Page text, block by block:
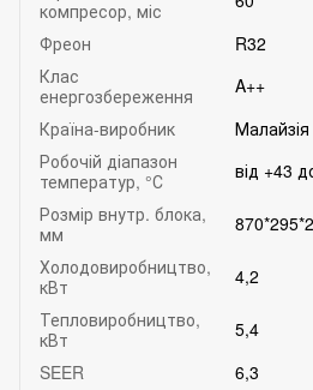
компресор, міс
Фреон
R32
Клас
енергозбереження
A++
Країна-виробник
Малайзія
Робочій діапазон
температур, °С
від +43
Розмір внутр. блока,
мм
Холодовиробництво,
кВт
4,2
Тепловиробництво,
кВт
5,4
SEER
6,3